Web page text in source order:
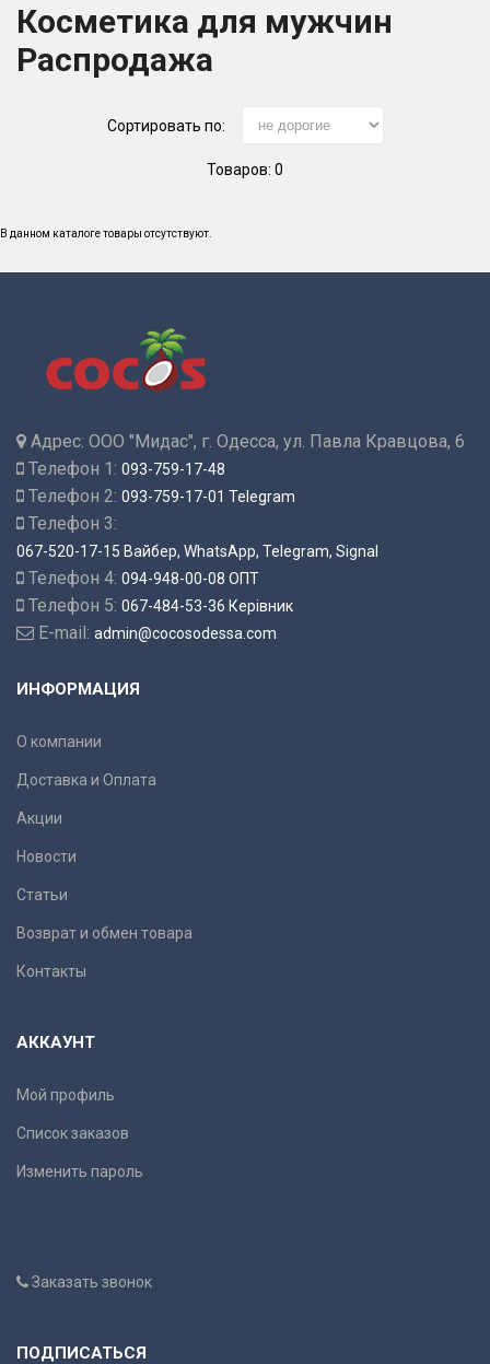
Косметика для мужчин
Распродажа
Сортировать по:
Товаров: 0
В данном каталоге товары отсутствуют.
Адрес: ООО "Мидас", г. Одесса, ул. Павла Кравцова, 6
Телефон 1: 093-759-17-48
Телефон 2: 093-759-17-01 Telegram
Телефон 3:
067-520-17-15 Вайбер, WhatsApp, Telegram, Signal
Телефон 4: 094-948-00-08 ОПТ
Телефон 5: 067-484-53-36 Керівник
E-mail: admin@cocosodessa.com
ИНФОРМАЦИЯ
О компании
Доставка и Оплата
Акции
Новости
Статьи
Возврат и обмен товара
Контакты
АККАУНТ
Мой профиль
Список заказов
Изменить пароль
Заказать звонок
ПОДПИСАТЬСЯ